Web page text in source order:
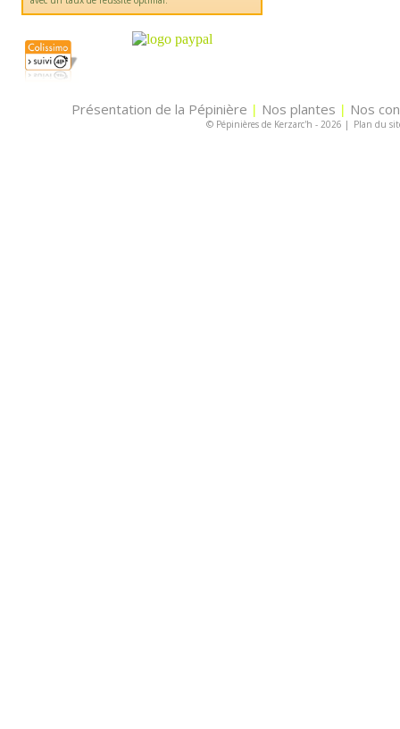
Présentation de la Pépinière | Nos plantes | Nos
© Pépinières de Kerzarc'h - 2026 | Plan du